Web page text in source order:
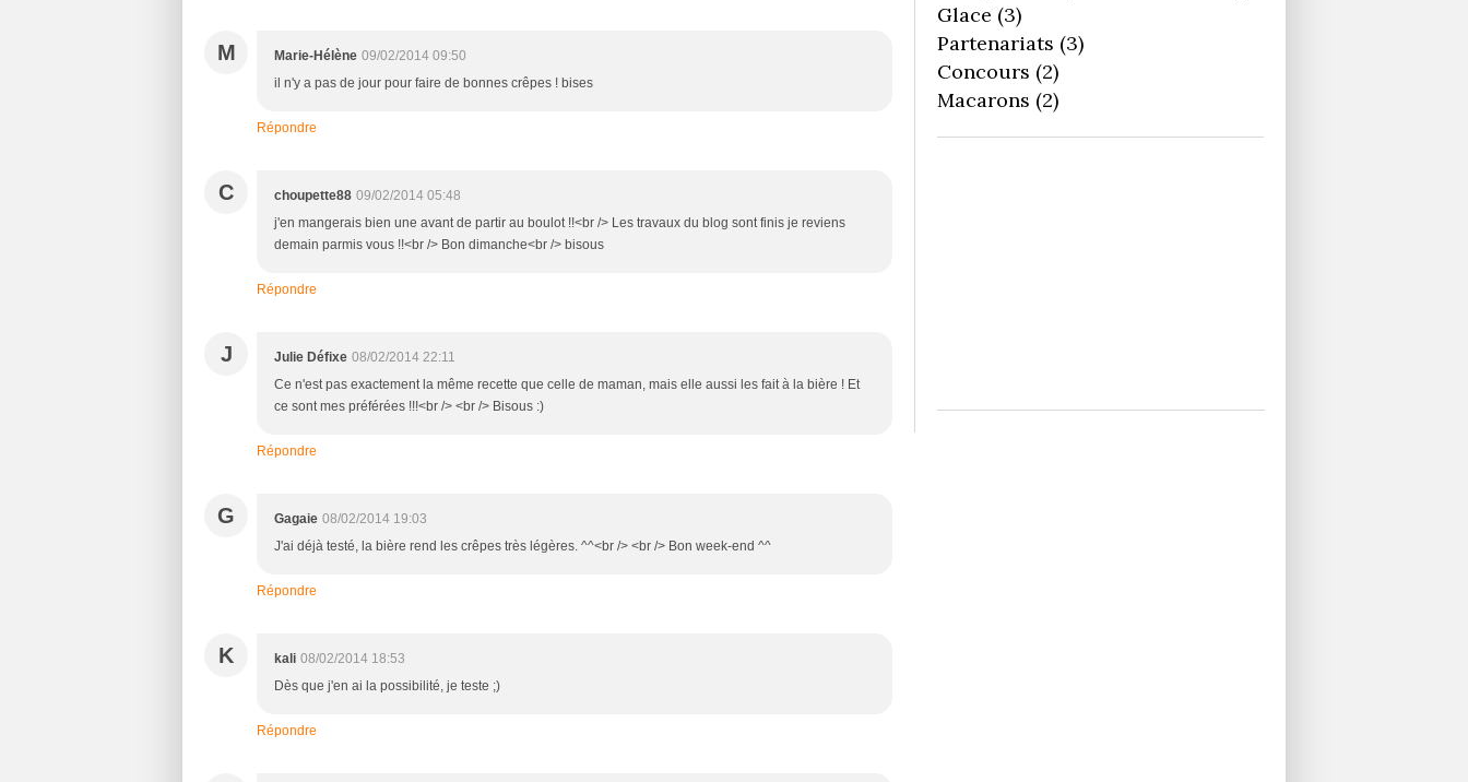
M Marie-Hélène 09/02/2014 09:50
il n'y a pas de jour pour faire de bonnes crêpes ! bises
Répondre
C choupette88 09/02/2014 05:48
j'en mangerais bien une avant de partir au boulot !!<br /> Les travaux du blog sont finis je reviens
demain parmis vous !!<br /> Bon dimanche<br /> bisous
Répondre
J Julie Défixe 08/02/2014 22:11
Ce n'est pas exactement la même recette que celle de maman, mais elle aussi les fait à la bière ! Et
ce sont mes préférées !!!<br /> <br /> Bisous :)
Répondre
G Gagaie 08/02/2014 19:03
J'ai déjà testé, la bière rend les crêpes très légères. ^^<br /> <br /> Bon week-end ^^
Répondre
K kali 08/02/2014 18:53
Dès que j'en ai la possibilité, je teste ;)
Répondre
Glace (3)
Partenariats (3)
Concours (2)
Macarons (2)